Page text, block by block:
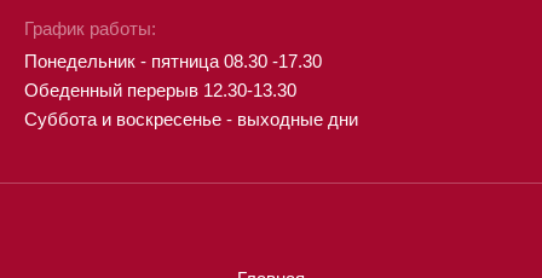
График работы:
Понедельник - пятница 08.30 -17.30
Обеденный перерыв 12.30-13.30
Суббота и воскресенье - выходные дни